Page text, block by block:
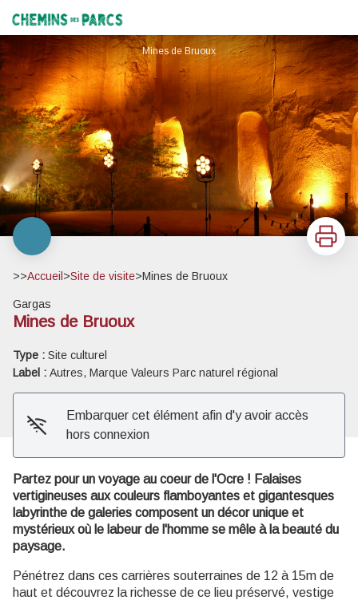
Chemins des Parcs
Mines de Bruoux
Imprimer
>>Accueil >Site de visite>Mines de Bruoux
Gargas
Mines de Bruoux
Type : Site culturel
Label : Autres, Marque Valeurs Parc naturel régional
Embarquer cet élément afin d'y avoir accès
hors connexion
Partez pour un voyage au coeur de l'Ocre ! Falaises
vertigineuses aux couleurs flamboyantes et gigantesques
labyrinthe de galeries composent un décor unique et
mystérieux où le labeur de l'homme se mêle à la beauté du
paysage.
Pénétrez dans ces carrières souterraines de 12 à 15m de
haut et découvrez la richesse de ce lieu préservé, vestige